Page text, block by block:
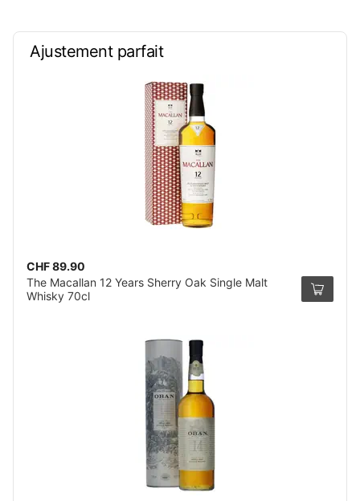
Ajustement parfait
CHF 89.90
The Macallan 12 Years Sherry Oak Single Malt
Whisky 70cl